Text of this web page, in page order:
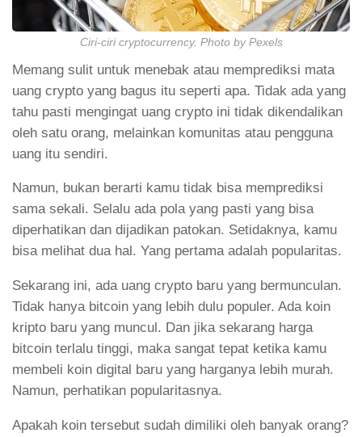
Ciri-ciri cryptocurrency. Photo by Pexels
Memang sulit untuk menebak atau memprediksi mata
uang crypto yang bagus itu seperti apa. Tidak ada yang
tahu pasti mengingat uang crypto ini tidak dikendalikan
oleh satu orang, melainkan komunitas atau pengguna
uang itu sendiri.
Namun, bukan berarti kamu tidak bisa memprediksi
sama sekali. Selalu ada pola yang pasti yang bisa
diperhatikan dan dijadikan patokan. Setidaknya, kamu
bisa melihat dua hal. Yang pertama adalah popularitas.
Sekarang ini, ada uang crypto baru yang bermunculan.
Tidak hanya bitcoin yang lebih dulu populer. Ada koin
kripto baru yang muncul. Dan jika sekarang harga
bitcoin terlalu tinggi, maka sangat tepat ketika kamu
membeli koin digital baru yang harganya lebih murah.
Namun, perhatikan popularitasnya.
Apakah koin tersebut sudah dimiliki oleh banyak orang?